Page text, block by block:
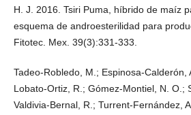
H. J. 2016. Tsiri Puma, híbrido de maíz
esquema de androesterilidad para
Fitotec. Mex. 39(3):331-333.
Tadeo-Robledo, M.; Espinosa-Calderón,
Lobato-Ortiz, R.; Gómez-Montiel, N. O.;
Valdivia-Bernal, R.; Turrent-Fernández,